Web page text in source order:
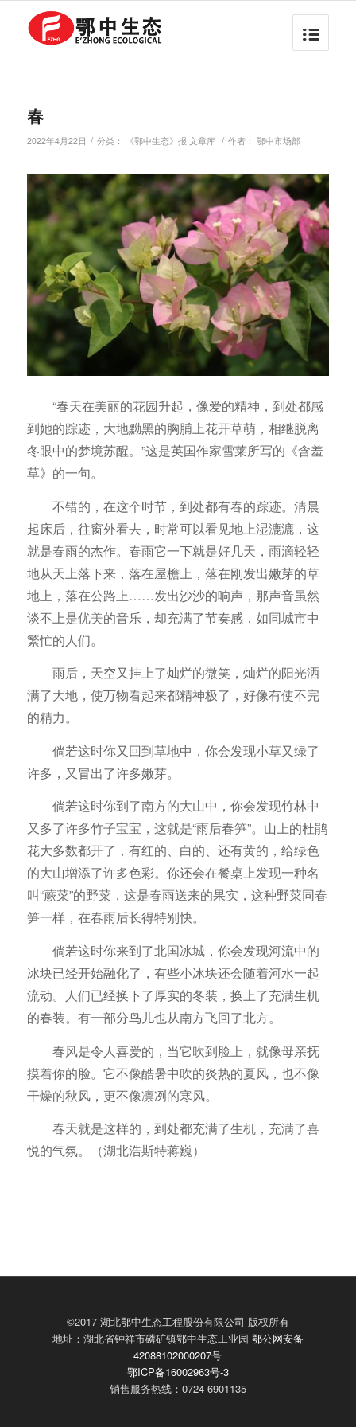
春
2022年4月22日 / 分类： 《鄂中生态》报 文章库 / 作者： 鄂中市场部
“春天在美丽的花园升起，像爱的精神，到处都感
到她的踪迹，大地黝黑的胸脯上花开草萌，相继脱离
冬眼中的梦境苏醒。”这是英国作家雪莱所写的《含羞
草》的一句。
不错的，在这个时节，到处都有春的踪迹。清晨
起床后，往窗外看去，时常可以看见地上湿漉漉，这
就是春雨的杰作。春雨它一下就是好几天，雨滴轻轻
地从天上落下来，落在屋檐上，落在刚发出嫩芽的草
地上，落在公路上……发出沙沙的响声，那声音虽然
谈不上是优美的音乐，却充满了节奏感，如同城市中
繁忙的人们。
雨后，天空又挂上了灿烂的微笑，灿烂的阳光洒
满了大地，使万物看起来都精神极了，好像有使不完
的精力。
倘若这时你又回到草地中，你会发现小草又绿了
许多，又冒出了许多嫩芽。
倘若这时你到了南方的大山中，你会发现竹林中
又多了许多竹子宝宝，这就是“雨后春笋”。山上的杜鹃
花大多数都开了，有红的、白的、还有黄的，给绿色
的大山增添了许多色彩。你还会在餐桌上发现一种名
叫“蕨菜”的野菜，这是春雨送来的果实，这种野菜同春
笋一样，在春雨后长得特别快。
倘若这时你来到了北国冰城，你会发现河流中的
冰块已经开始融化了，有些小冰块还会随着河水一起
流动。人们已经换下了厚实的冬装，换上了充满生机
的春装。有一部分鸟儿也从南方飞回了北方。
春风是令人喜爱的，当它吹到脸上，就像母亲抚
摸着你的脸。它不像酷暑中吹的炎热的夏风，也不像
干燥的秋风，更不像凛冽的寒风。
春天就是这样的，到处都充满了生机，充满了喜
悦的气氛。（湖北浩斯特蒋巍）
©2017 湖北鄂中生态工程股份有限公司 版权所有
地址：湖北省钟祥市磷矿镇鄂中生态工业园 鄂公网安备
42088102000207号
鄂ICP备16002963号-3
销售服务热线：0724-6901135